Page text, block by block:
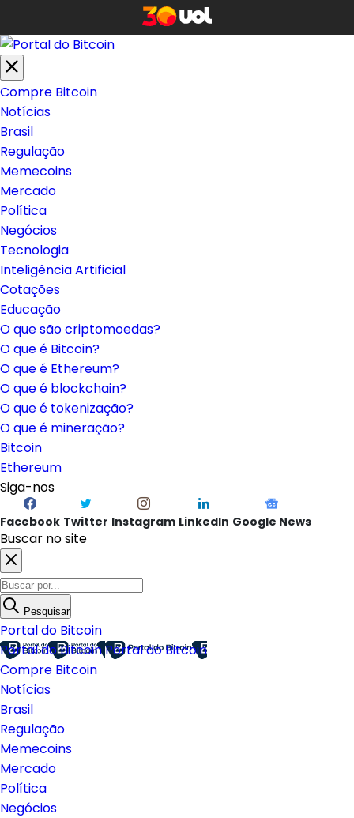
Compre Bitcoin
Notícias
Brasil
Regulação
Memecoins
Mercado
Política
Negócios
Tecnologia
Inteligência Artificial
Cotações
Educação
O que são criptomoedas?
O que é Bitcoin?
O que é Ethereum?
O que é blockchain?
O que é tokenização?
O que é mineração?
Bitcoin
Ethereum
Siga-nos
Facebook Twitter Instagram LinkedIn Google News
Buscar no site
Pesquisar
Portal do Bitcoin
Portal do BitcoinPortal do Bitcoin
Compre Bitcoin
Notícias
Brasil
Regulação
Memecoins
Mercado
Política
Negócios